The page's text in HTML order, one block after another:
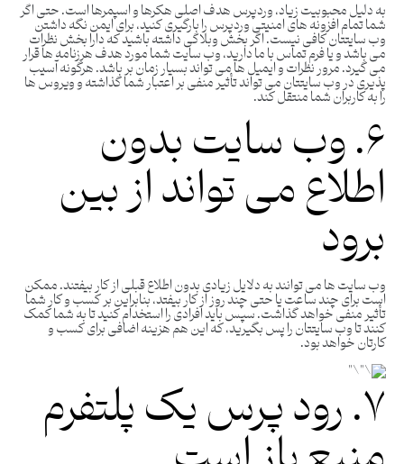
به دلیل محبوبیت زیاد، وردپرس هدف اصلی هکرها و اسپمرها است. حتی اگر
شما تمام افزونه های امنیتی وردپرس را بارگیری کنید، برای ایمن نگه داشتن
وب سایتتان کافی نیست. اگر بخش وبلاگی داشته باشید که دارا بخش نظرات
می باشد و یا فرم تماس با ما دارید، وب سایت شما مورد هدف هرزنامه ها قرار
می گیرد. مرور نظرات و ایمیل ها می تواند بسیار زمان بر باشد. هرگونه آسیب
پذیری در وب سایتتان می تواند تأثیر منفی بر اعتبار شما گذاشته و ویروس ها
را به کاربران شما منتقل کند.
۶. وب سایت بدون
اطلاع می تواند از بین
برود
وب سایت ها می توانند به دلایل زیادی بدون اطلاع قبلی از کار بیفتند. ممکن
است برای چند ساعت یا حتی چند روز از کار بیفتد، بنابراین بر کسب و کار شما
تأثیر منفی خواهد گذاشت. سپس باید افرادی را استخدام کنید تا به شما کمک
کنند تا وب سایتتان را پس بگیرید، که این هم هزینه اضافی برای کسب و
کارتان خواهد بود.
۷. رود پرس یک پلتفرم